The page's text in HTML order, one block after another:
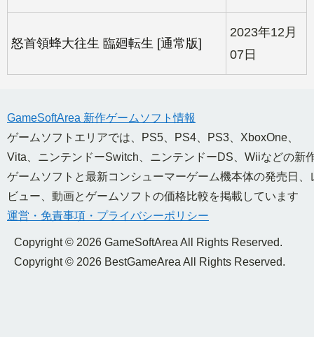
怒首領蜂大往生 臨廻転生 [通常版]
2023年12月
07日
GameSoftArea 新作ゲームソフト情報
ゲームソフトエリアでは、PS5、PS4、PS3、XboxOne、
Vita、ニンテンドーSwitch、ニンテンドーDS、Wiiなどの新
ゲームソフトと最新コンシューマーゲーム機本体の発売日、
ビュー、動画とゲームソフトの価格比較を掲載しています
運営・免責事項・プライバシーポリシー
Copyright © 2026 GameSoftArea All Rights Reserved.
Copyright © 2026 BestGameArea All Rights Reserved.